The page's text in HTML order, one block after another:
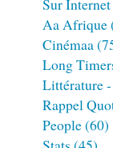
Sur Internet
Aa Afrique
Cinémaa
Long
Littérature -
Rappel
People(60)